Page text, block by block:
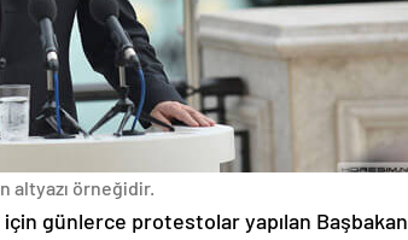
altyazı örneğidir.
günlerce protestolar yapılan Başbakan